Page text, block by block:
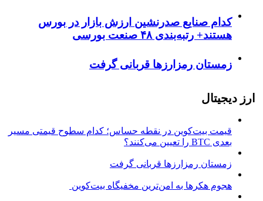
کدام صنایع صدرنشین‌ ارزش بازار در بورس
هستند+ رتبه‌بندی ۴۸ صنعت بورسی
زمستان رمزارزها قربانی گرفت
ارز دیجیتال
قیمت بیت‌کوین در نقطه حساس؛ کدام سطوح قیمتی مسیر
بعدی BTC را تعیین می‌کنند؟
زمستان رمزارزها قربانی گرفت
هجوم هکرها به امن‌ترین مخفیگاه بیت‌کوین